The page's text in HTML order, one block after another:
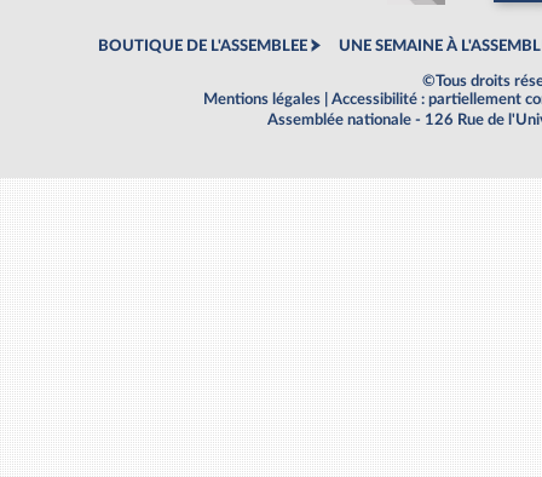
BOUTIQUE DE L'ASSEMBLEE UNE SEMAINE À
©Tous droits
Mentions légales
Accessibilité : partiellement
Assemblée nationale - 126 Rue de